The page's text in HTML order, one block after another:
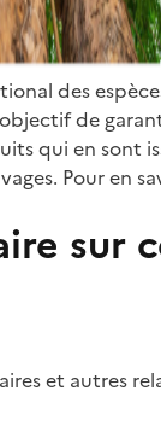
des
de
qui en sont
Pour en
sur
et autres